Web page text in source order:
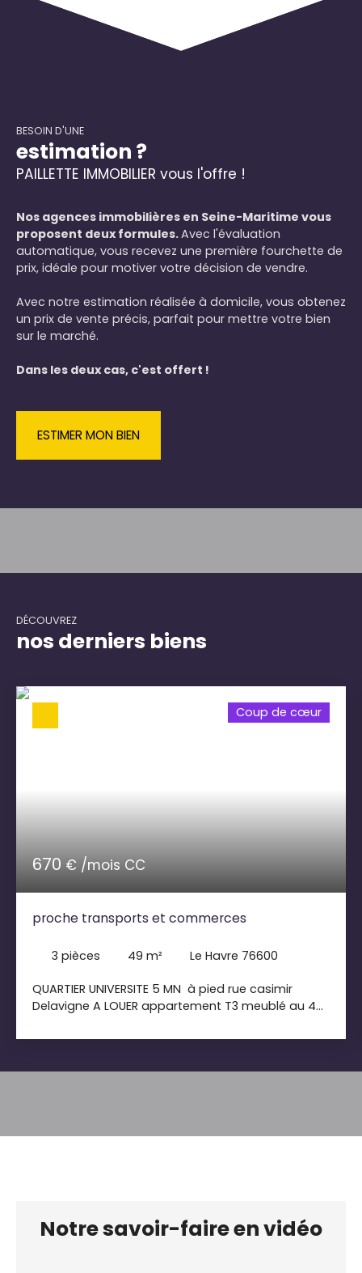
BESOIN D'UNE
estimation ?
PAILLETTE IMMOBILIER vous l'offre !
Nos agences immobilières en Seine-Maritime vous
proposent deux formules.Avec l'évaluation
automatique, vous recevez une première fourchette de
prix, idéale pour motiver votre décision de vendre.
Avec notre estimation réalisée à domicile, vous obtenez
un prix de vente précis, parfait pour mettre votre bien
sur le marché.
Dans les deux cas, c'est offert !
ESTIMER MON BIEN
DÉCOUVREZ
nos derniers biens
670 € /mois CC
Coup de cœur
proche transports et commerces
3 pièces 49 m² Le Havre 76600
QUARTIER UNIVERSITE 5 MN à pied rue casimir
Delavigne A LOUER appartement T3 meublé au 4
2 chambres , salle de bains, pas de salon idéal
00€ de charges comprenant l' eau ; entretien des
Notre savoir-faire en vidéo